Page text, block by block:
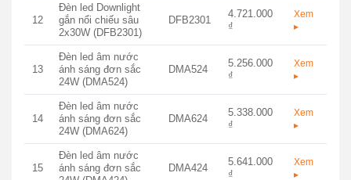
12
Đèn led Downlight
gắn nổi chiếu sâu
2x30W (DFB2301)
DFB2301
4.721.000
₫
Xem
▸
13
Đèn led âm nước
ánh sáng đơn sắc
24W (DMA524)
DMA524
5.256.000
₫
Xem
▸
14
Đèn led âm nước
ánh sáng đơn sắc
24W (DMA624)
DMA624
5.338.000
₫
Xem
▸
15
Đèn led âm nước
ánh sáng đơn sắc
DMA424
5.641.000
₫
Xem
▸